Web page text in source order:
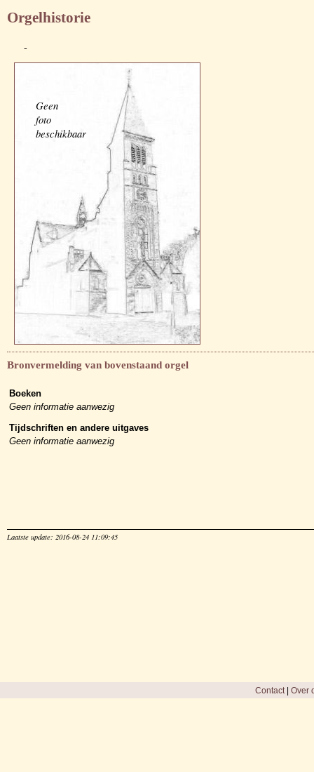
Orgelhistorie
-
Geen
foto
beschikbaar
Bronvermelding van bovenstaand orgel
Boeken
Geen informatie aanwezig
Tijdschriften en andere uitgaves
Geen informatie aanwezig
Laatste update: 2016-08-24 11:09:45
Contact| Over